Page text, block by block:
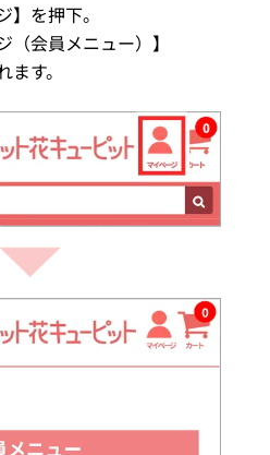
を押下。
会員メニュー）】
す。